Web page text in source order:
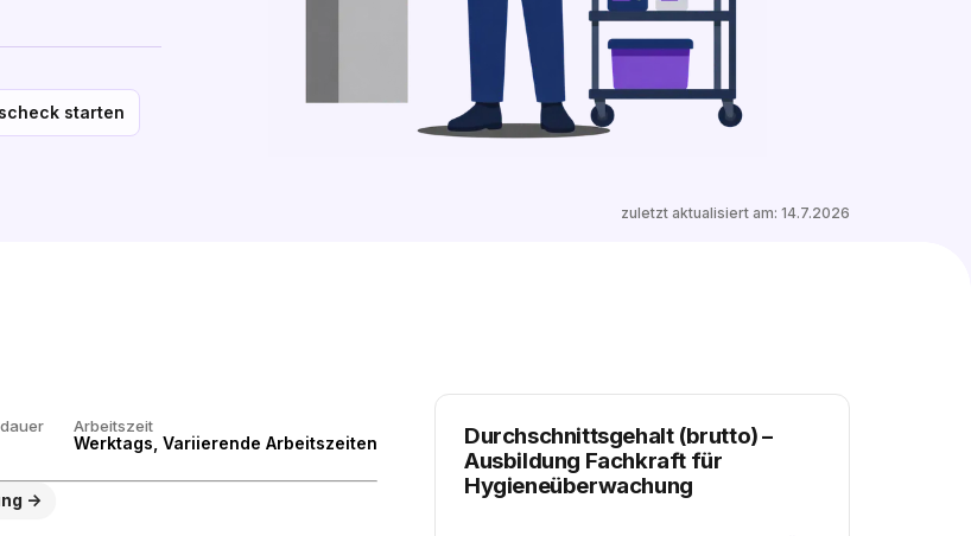
starten
zuletzt aktualisiert am: 14.7.2026
Arbeitszeit
Werktags, Variierende Arbeitszeiten Durchschnittsgehalt (brutto)–
Ausbildung Fachkraft für
Hygieneüberwachung